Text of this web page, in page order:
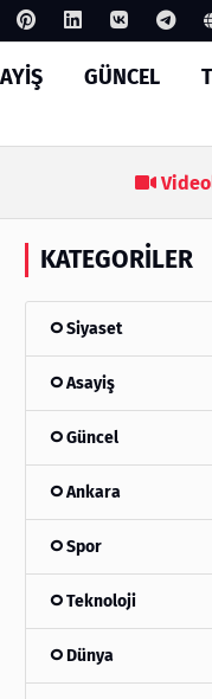
GÜNCEL
Yeni Nesil
KATEGORILER
Siyaset
Asayiş
Güncel
Ankara
Spor
Teknoloji
Dünya